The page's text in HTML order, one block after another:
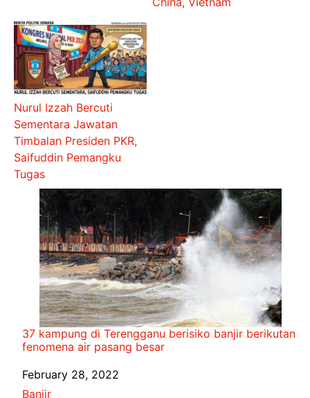
Nurul Izzah Bercuti
Sementara Jawatan
Timbalan Presiden PKR,
Saifuddin Pemangku
Tugas
37 kampung di Terengganu berisiko banjir berikutan
fenomena air pasang besar
Date
February 28, 2022
In relation to
Banjir